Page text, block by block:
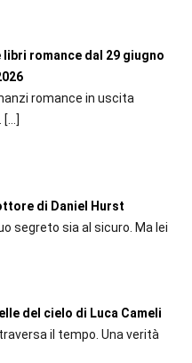
romance dal 29 giugno
romance in uscita
[…]
di Daniel Hurst
segreto sia al sicuro. Ma lei
del cielo di Luca Cameli
il tempo. Una verità